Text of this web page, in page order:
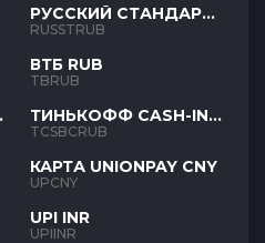
РУССКИЙ СТАНДАРТ
RUB
RUSSTRUB
ВТБ RUB
TBRUB
ТИНЬКОФФ CASH-IN
RUB
TCSBCRUB
КАРТА UNIONPAY CNY
UPCNY
UPI INR
UPIINR